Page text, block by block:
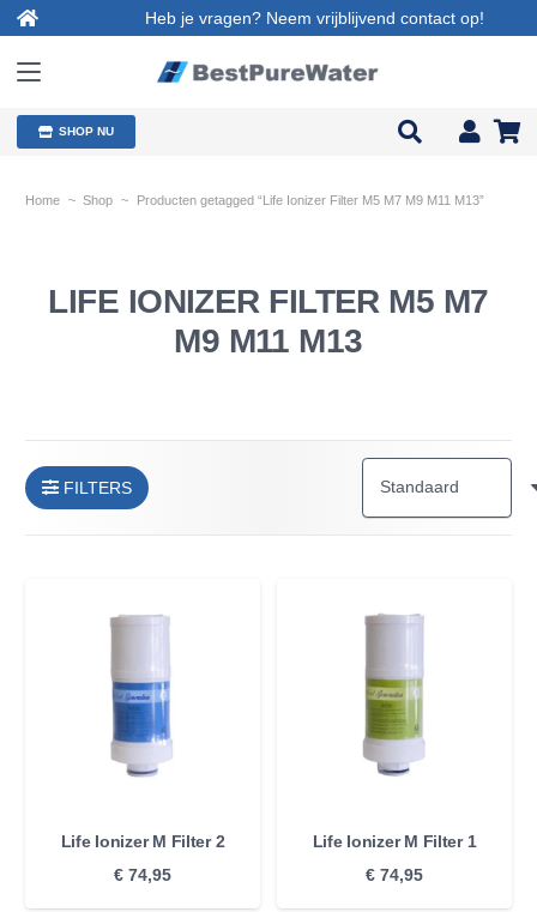
Heb je vragen? Neem vrijblijvend contact op!
SHOP NU
Home ~ Shop ~ Producten getagged “Life Ionizer Filter M5 M7 M9 M11 M13”
LIFE IONIZER FILTER M5 M7
M9 M11 M13
FILTERS
Life Ionizer M Filter 2
€ 74,95
Life Ionizer M Filter 1
€ 74,95